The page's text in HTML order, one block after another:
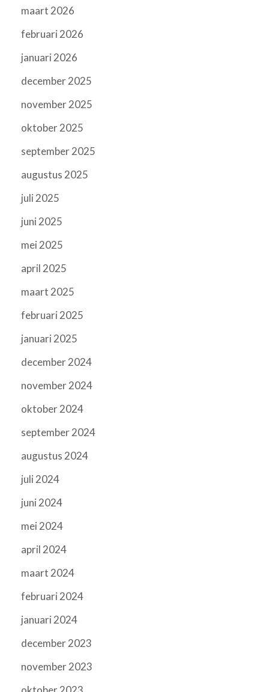
maart 2026
februari 2026
januari 2026
december 2025
november 2025
oktober 2025
september 2025
augustus 2025
juli 2025
juni 2025
mei 2025
april 2025
maart 2025
februari 2025
januari 2025
december 2024
november 2024
oktober 2024
september 2024
augustus 2024
juli 2024
juni 2024
mei 2024
april 2024
maart 2024
februari 2024
januari 2024
december 2023
november 2023